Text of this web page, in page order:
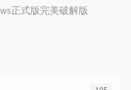
正式版完美破解版